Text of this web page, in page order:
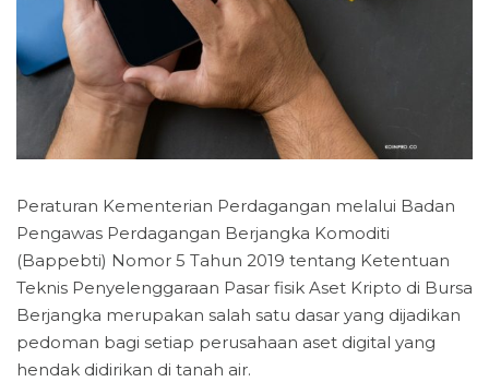
Peraturan Kementerian Perdagangan melalui Badan
Pengawas Perdagangan Berjangka Komoditi
(Bappebti) Nomor 5 Tahun 2019 tentang Ketentuan
Teknis Penyelenggaraan Pasar fisik Aset Kripto di Bursa
Berjangka merupakan salah satu dasar yang dijadikan
pedoman bagi setiap perusahaan aset digital yang
hendak didirikan di tanah air.